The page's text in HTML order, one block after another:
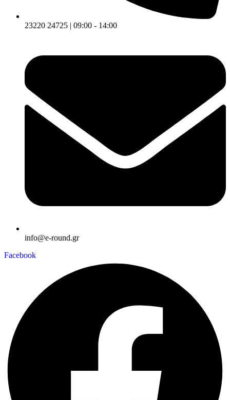
23220 24725 | 09:00 - 14:00
info@e-round.gr
Facebook